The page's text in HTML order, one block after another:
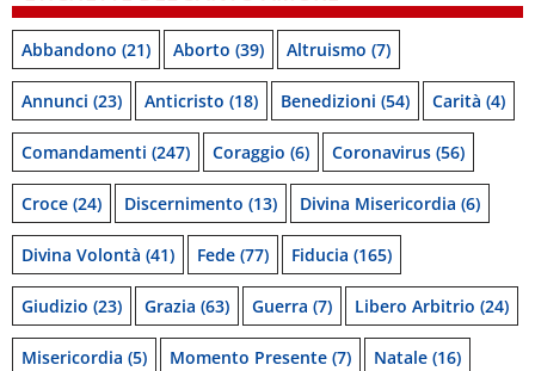
Abbandono (21) Aborto (39) Altruismo (7)
Annunci (23) Anticristo (18) Benedizioni (54) Carità (4)
Comandamenti (247) Coraggio (6) Coronavirus (56)
Croce (24) Discernimento (13) Divina Misericordia (6)
Divina Volontà (41) Fede (77) Fiducia (165)
Giudizio (23) Grazia (63) Guerra (7) Libero Arbitrio (24)
Misericordia (5) Momento Presente (7) Natale (16)